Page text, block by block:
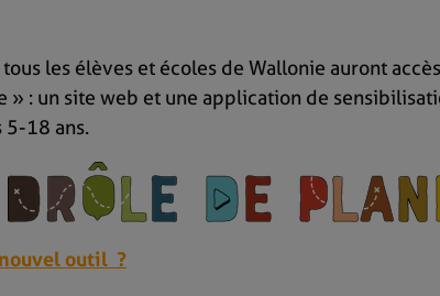
les élèves et écoles de Wallonie auront
» : un site web et une application de
5-18 ans.
outil ?